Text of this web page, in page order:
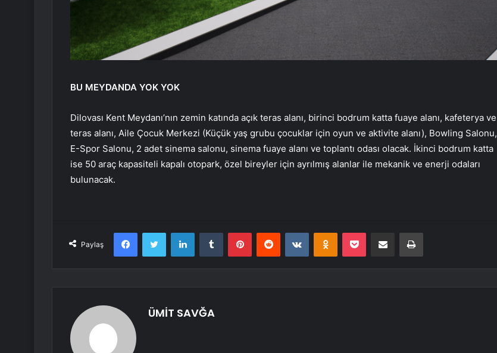
BU MEYDANDA YOK YOK
Dilovası Kent Meydanı’nın zemin katında açık teras alanı, birinci bodrum katta fuaye alanı, kafeterya ve
teras alanı, Aile Çocuk Merkezi (Küçük yaş grubu çocuklar için oyun ve aktivite alanı), Bowling Salonu,
E-Spor Salonu, 2 adet sinema salonu, sinema fuaye alanı ve toplantı odası olacak. İkinci bodrum katta
ise 50 araç kapasiteli kapalı otopark, özel bireyler için ayrılmış alanlar ile mekanik ve enerji odaları
bulunacak.
Paylaş
FacebookTwitter LinkedInTumblr PinterestReddit VKontakteOdnoklassniki
Pocket E-Posta ile paylaş Yazdır
ÜMİT SAVĞA